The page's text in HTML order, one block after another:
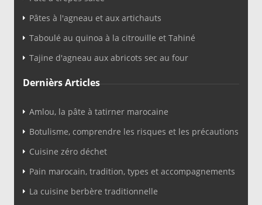
Pâtes à l'agneau et aux artichauts
Taboulé au quinoa à la citrouille et Tahiné
Tajine d'agneau aux abricots sec au four
Dernièrs Articles
Amlou, la pâte à tatirner marocaine
Botulisme, comprendre les risques et les précautions
Cuisine zéro déchet
Pain marocain, tradition, types et accompagnements
La cuisine berbère traditionnelle